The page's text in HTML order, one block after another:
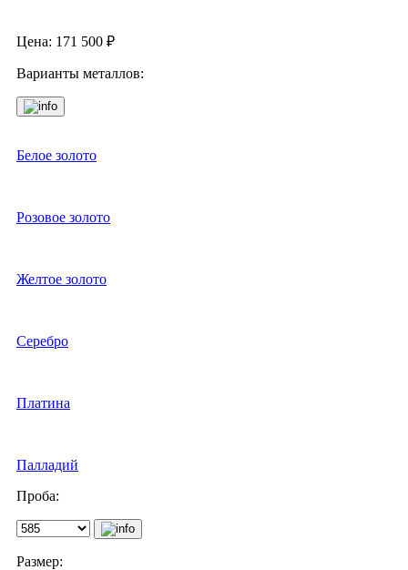
Цена: 171 500 ₽
Варианты металлов:
Белое золото
Розовое золото
Желтое золото
Серебро
Платина
Палладий
Проба:
Размер: